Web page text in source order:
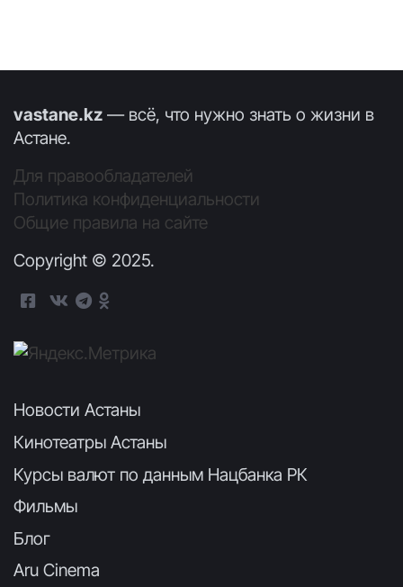
vastane.kz — всё, что нужно знать о жизни в
Астане.
Для правообладателей
Политика конфиденциальности
Общие правила на сайте
Copyright © 2025.
Новости Астаны
Кинотеатры Астаны
Курсы валют по данным Нацбанка РК
Фильмы
Блог
Aru Cinema